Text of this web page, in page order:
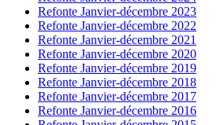
Refonte Janvier-décembre 2023
Refonte Janvier-décembre 2022
Refonte Janvier-décembre 2021
Refonte Janvier-décembre 2020
Refonte Janvier-décembre 2019
Refonte Janvier-décembre 2018
Refonte Janvier-décembre 2017
Refonte Janvier-décembre 2016